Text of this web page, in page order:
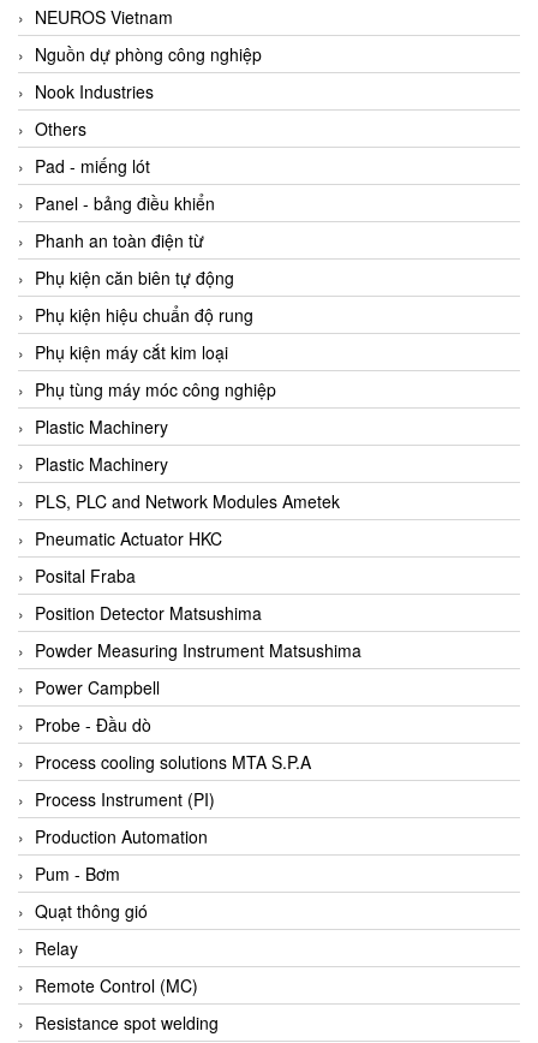
Beckhoff
Bedook
Bei Sensor
Beijer
Beinlich-pumps
Beka
BEKO
Belimo
Benetech Vietnam
Bently Nevada
Bentone Vietnam
Bernstein Vietnam
Berthold
Bestech
Bestech
BETA
Bifold
Bihl+wiedemann
Bihl+wiedemann
Bilz
Binder Connector
Biotech
BirdX Vietnam
BK Vibro
Black Box
BlackBox Vietnam
BLAGDON PUMP
Bloom Engineering
NEUROS Vietnam
Nguồn dự phòng công nghiệp
Nook Industries
Others
Pad - miếng lót
Panel - bảng điều khiển
Phanh an toàn điện từ
Phụ kiện căn biên tự động
Phụ kiện hiệu chuẩn độ rung
Phụ kiện máy cắt kim loại
Phụ tùng máy móc công nghiệp
Plastic Machinery
Plastic Machinery
PLS, PLC and Network Modules Ametek
Pneumatic Actuator HKC
Posital Fraba
Position Detector Matsushima
Powder Measuring Instrument Matsushima
Power Campbell
Probe - Đầu dò
Process cooling solutions MTA S.P.A
Process Instrument (PI)
Production Automation
Pum - Bơm
Quạt thông gió
Relay
Remote Control (MC)
Resistance spot welding